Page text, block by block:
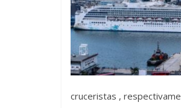
cruceristas ,